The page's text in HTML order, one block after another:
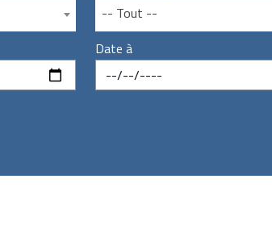
-- Tout --
Date à